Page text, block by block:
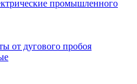
промышленного
от дугового пробоя